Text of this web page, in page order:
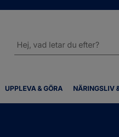
UPPLEVA & GÖRA NÄRINGSLIV
webbplatsen